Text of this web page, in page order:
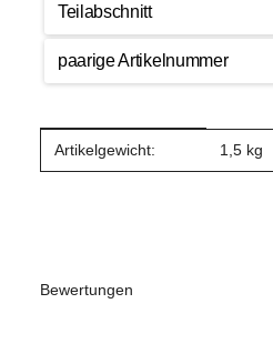
Teilabschnitt
paarige Artikelnummer
Produkteigenschaft
Wert
Artikelgewicht: 1,5 kg
Bewertungen